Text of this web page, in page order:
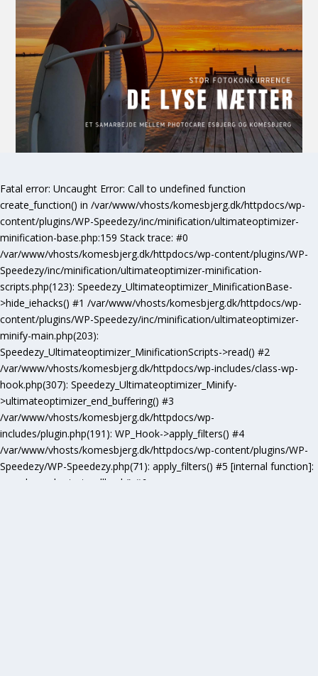
Fatal error: Uncaught Error: Call to undefined function
create_function() in /var/www/vhosts/komesbjerg.dk/httpdocs/wp-
content/plugins/WP-Speedezy/inc/minification/ultimateoptimizer-
minification-base.php:159 Stack trace: #0
/var/www/vhosts/komesbjerg.dk/httpdocs/wp-content/plugins/WP-
Speedezy/inc/minification/ultimateoptimizer-minification-
scripts.php(123): Speedezy_Ultimateoptimizer_MinificationBase-
>hide_iehacks() #1 /var/www/vhosts/komesbjerg.dk/httpdocs/wp-
content/plugins/WP-Speedezy/inc/minification/ultimateoptimizer-
minify-main.php(203):
Speedezy_Ultimateoptimizer_MinificationScripts->read() #2
/var/www/vhosts/komesbjerg.dk/httpdocs/wp-includes/class-wp-
hook.php(307): Speedezy_Ultimateoptimizer_Minify-
>ultimateoptimizer_end_buffering() #3
/var/www/vhosts/komesbjerg.dk/httpdocs/wp-
includes/plugin.php(191): WP_Hook->apply_filters() #4
/var/www/vhosts/komesbjerg.dk/httpdocs/wp-content/plugins/WP-
Speedezy/WP-Speedezy.php(71): apply_filters() #5 [internal function]:
speedezy_ob_start_callback() #6